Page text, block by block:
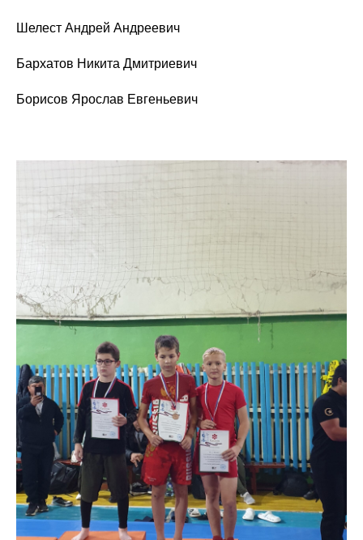
Шелест Андрей Андреевич
Бархатов Никита Дмитриевич
Борисов Ярослав Евгеньевич